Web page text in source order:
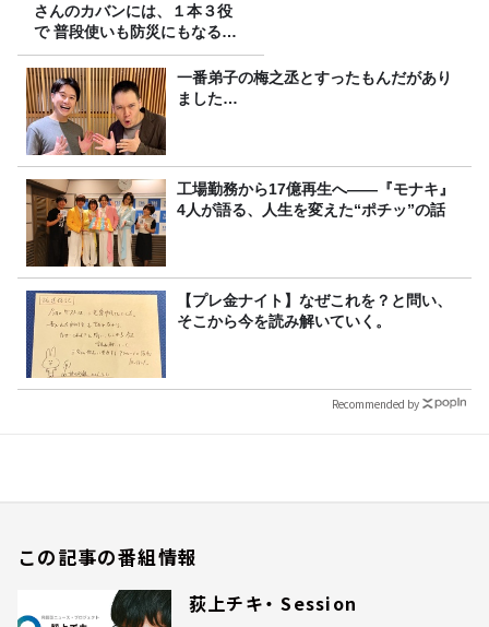
さんのカバンには、１本３役
で 普段使いも防災にもなる最
強の棒が入っていた！
一番弟子の梅之丞とすったもんだがあり
ました…
工場勤務から17億再生へ——『モナキ』
4人が語る、人生を変えた“ポチッ”の話
【プレ金ナイト】なぜこれを？と問い、
そこから今を読み解いていく。
Recommended by
この記事の番組情報
荻上チキ・ Session